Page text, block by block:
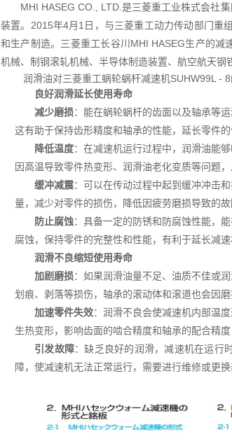
MHI HASEG CO., LTD.是三菱重工业株式会社
装置。2015年4月1日，与三菱重工动力传动部门重
和生产制造。三菱重工长谷川MHI HASEG生产的
机械、制钢滚轧机械、半导体制造装置、航空航天钢
润滑油对三菱重工蜗轮蜗杆减速机SUHW99L -
良好润滑延长使用寿命
减少磨损：能在蜗轮蜗杆的齿面以及轴承等
这有助于保持齿形精度和轴承的性能，延长零件
降低温度：在减速机运行过程中，润滑油能
因高温导致零件热变形、润滑油老化变质等问题
缓冲减震：可以在传动过程中起到缓冲冲击
量，减少对零件的损伤，降低因疲劳磨损导致的
防止腐蚀：具备一定的防锈和防腐蚀性能，
腐蚀，保持零件的完整性和性能，有利于延长减速
润滑不良缩短使用寿命
加剧磨损：如果润滑油量不足、油质不佳或
划痕、剥落等损伤，轴承的滚动体和滚道也会因
加速零件失效：润滑不良会使减速机内部温
生热变形，影响齿面的啮合精度和轴承的配合精
引发故障：缺乏良好的润滑，减速机在运行
障，使减速机无法正常运行，需要进行维修或更